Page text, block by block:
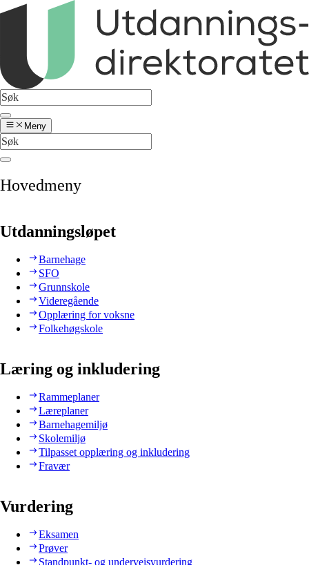
Meny
Hovedmeny
Utdanningsløpet
Barnehage
SFO
Grunnskole
Videregående
Opplæring for voksne
Folkehøgskole
Læring og inkludering
Rammeplaner
Læreplaner
Barnehagemiljø
Skolemiljø
Tilpasset opplæring og inkludering
Fravær
Vurdering
Eksamen
Prøver
Standpunkt- og underveisvurdering